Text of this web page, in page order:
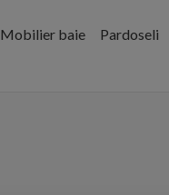
Mobilier baie Pardoseli